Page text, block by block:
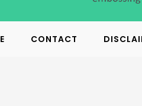
CONTACT